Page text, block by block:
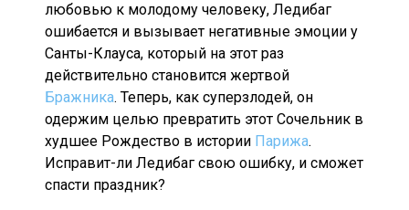
любовью к молодому человеку, Ледибаг
ошибается и вызывает негативные эмоции у
Санты-Клауса, который на этот раз
действительно становится жертвой
Бражника. Теперь, как суперзлодей, он
одержим целью превратить этот Сочельник в
худшее Рождество в истории Парижа.
Исправит-ли Ледибаг свою ошибку, и сможет
спасти праздник?